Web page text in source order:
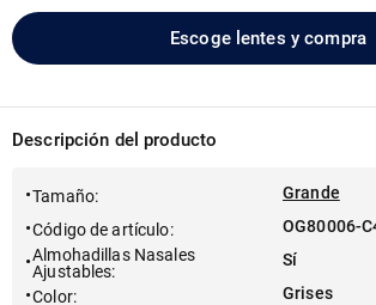
Escoge lentes y compra
Descripción del producto
Tamaño:
Grande
Código de artículo:
OG80006-
Almohadillas Nasales
Ajustables:
Sí
Color:
Grises